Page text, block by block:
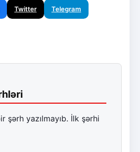
Twitter Telegram
şərh yazılmayıb. İlk şərhi